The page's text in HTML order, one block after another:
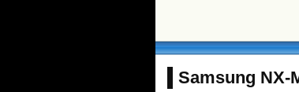
Samsung NX-